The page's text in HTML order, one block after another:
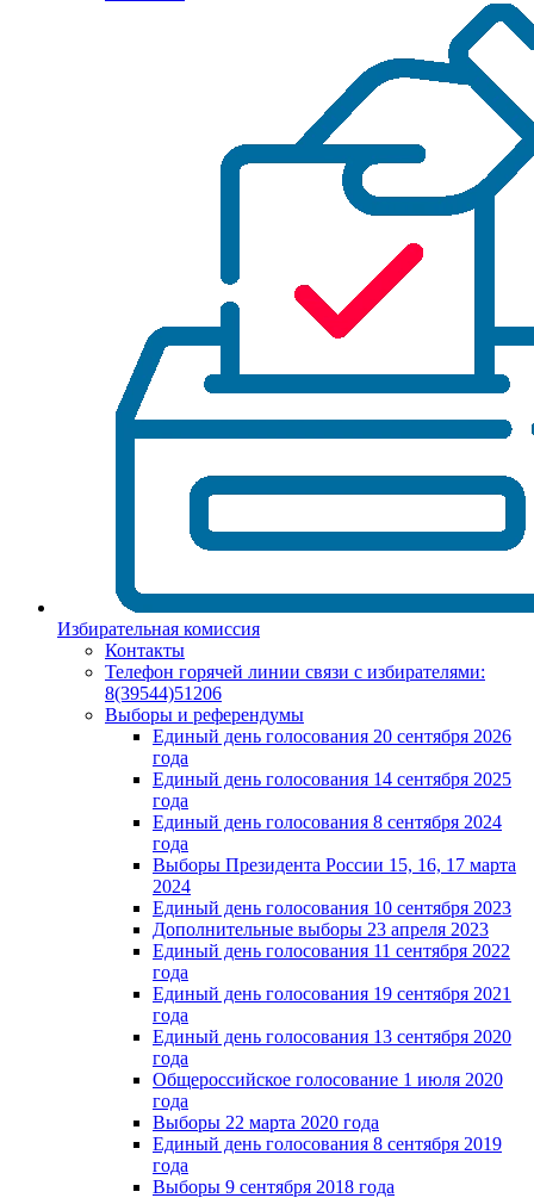
Избирательная комиссия
Контакты
Телефон горячей линии связи с избирателями:
8(39544)51206
Выборы и референдумы
Единый день голосования 20 сентября 2026
года
Единый день голосования 14 сентября 2025
года
Единый день голосования 8 сентября 2024
года
Выборы Президента России 15, 16, 17 марта
2024
Единый день голосования 10 сентября 2023
Дополнительные выборы 23 апреля 2023
Единый день голосования 11 сентября 2022
года
Единый день голосования 19 сентября 2021
года
Единый день голосования 13 сентября 2020
года
Общероссийское голосование 1 июля 2020
года
Выборы 22 марта 2020 года
Единый день голосования 8 сентября 2019
года
Выборы 9 сентября 2018 года